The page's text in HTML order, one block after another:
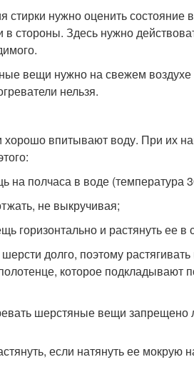
стирки нужно оценить
в стороны. Здесь нужно
вещи нужно на свежем воздухе
нельзя.
впитывают воду. При их
на полчаса в воде (температура
не выкручивая;
горизонтально и растянуть ее в
долго, поэтому
которое подкладывают
шерстяные вещи запрещено
если натянуть ее мокрую